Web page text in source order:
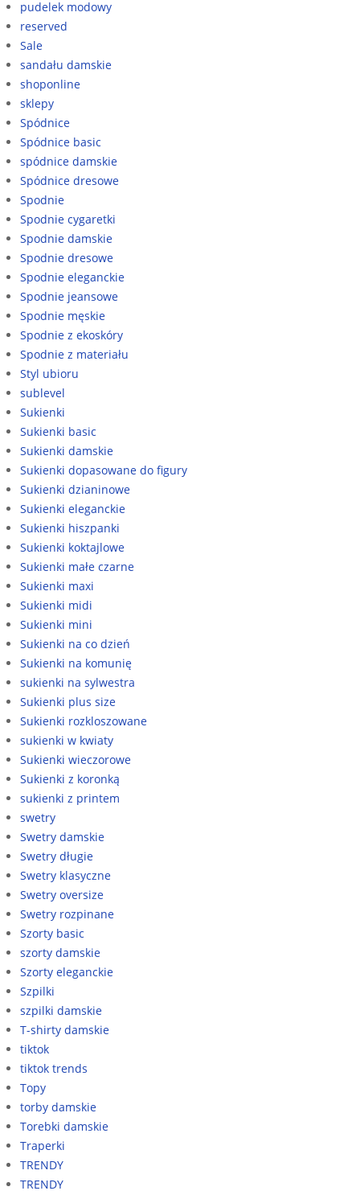
pudelek modowy
reserved
Sale
sandału damskie
shoponline
sklepy
Spódnice
Spódnice basic
spódnice damskie
Spódnice dresowe
Spodnie
Spodnie cygaretki
Spodnie damskie
Spodnie dresowe
Spodnie eleganckie
Spodnie jeansowe
Spodnie męskie
Spodnie z ekoskóry
Spodnie z materiału
Styl ubioru
sublevel
Sukienki
Sukienki basic
Sukienki damskie
Sukienki dopasowane do figury
Sukienki dzianinowe
Sukienki eleganckie
Sukienki hiszpanki
Sukienki koktajlowe
Sukienki małe czarne
Sukienki maxi
Sukienki midi
Sukienki mini
Sukienki na co dzień
Sukienki na komunię
sukienki na sylwestra
Sukienki plus size
Sukienki rozkloszowane
sukienki w kwiaty
Sukienki wieczorowe
Sukienki z koronką
sukienki z printem
swetry
Swetry damskie
Swetry długie
Swetry klasyczne
Swetry oversize
Swetry rozpinane
Szorty basic
szorty damskie
Szorty eleganckie
Szpilki
szpilki damskie
T-shirty damskie
tiktok
tiktok trends
Topy
torby damskie
Torebki damskie
Traperki
TRENDY
TRENDY